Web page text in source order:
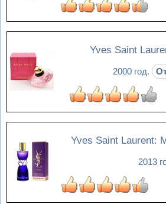
Yves Saint
2000 год.
Yves Saint Laurent:
2013